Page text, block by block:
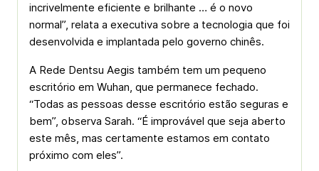
incrivelmente eficiente e brilhante … é o novo
normal”, relata a executiva sobre a tecnologia que foi
desenvolvida e implantada pelo governo chinês.
A Rede Dentsu Aegis também tem um pequeno
escritório em Wuhan, que permanece fechado.
“Todas as pessoas desse escritório estão seguras e
bem”, observa Sarah. “É improvável que seja aberto
este mês, mas certamente estamos em contato
próximo com eles”.